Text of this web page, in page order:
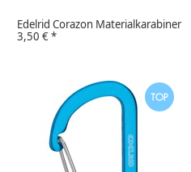
Edelrid Corazon Materialkarabiner
3,50 €*